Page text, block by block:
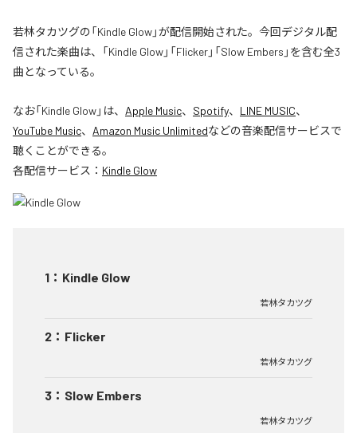
若林タカツグの「Kindle Glow」が配信開始された。今回デジタル配
信された楽曲は、「Kindle Glow」「Flicker」「Slow Embers」を含む全3
曲となっている。
なお「Kindle Glow」は、 Apple Music、 Spotify、 LINE MUSIC、
YouTube Music、 Amazon Music Unlimitedなどの音楽配信サービスで
聴くことができる。
各配信サービス： Kindle Glow
1 ： Kindle Glow
若林タカツグ
2 ： Flicker
若林タカツグ
3 ： Slow Embers
若林タカツグ